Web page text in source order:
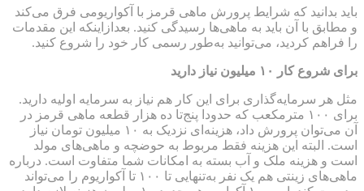
باید بدانید که شرایط پرورش ماهی قرمز با آکواریومی فرق می‌کند
و مطابق با آن باید به ماهی‌ها رسیدگی کنید. بعدازاینکه این مقدمات
را فراهم کردید، می‌توانید به‌طور رسمی کار خود را شروع کنید.
برای شروع کار ۱۰ میلیون نیاز دارید
مثل هر سرمایه‌گذاری برای این کار هم نیاز به سرمایه اولیه دارید.
برای ۱۰۰ مترمکعب که حدودا پنج‌تا ده هزار قطعه ماهی قرمز در
آن می‌توان پرورش داد، هزینه‌ای نزدیک به ۱۰ میلیون تومان نیاز
است. البته این هزینه فقط مربوط به حوضچه و ماهی‌های مولد
است و هزینه ملک و آب بسته به امکانات شما متفاوت است. درباره
ماهی‌های زینتی هم یک نفر به‌تنهایی تا ۱۰۰ تا آکواریوم را می‌تواند